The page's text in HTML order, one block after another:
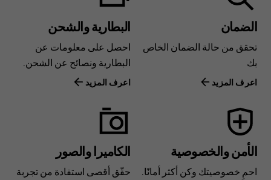
الضمان
تحقق من حالة الضمان الخاص
بك
اعرف المزيد
البطارية والشحن
احصل على معلومات عن
البطارية ونصائح عن الشحن.
اعرف المزيد
الأمن والخصوصية
احمِ خصوصيتك وكن أكثر أمانًا.
الكاميرا والصور
حقّق أقصى استفادة من تجربة